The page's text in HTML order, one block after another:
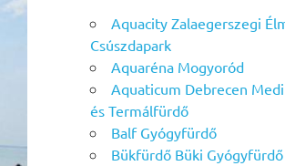
Aquacity Zalaegerszegi
Csúszdapark
Aquaréna Mogyoród
Aquaticum Debrecen
és Termálfürdő
Balf Gyógyfürdő
Bükfürdő Büki Gyógyfürdő